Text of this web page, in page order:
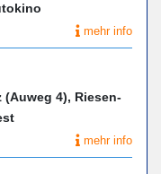
mehr info
4), Riesen-
mehr info